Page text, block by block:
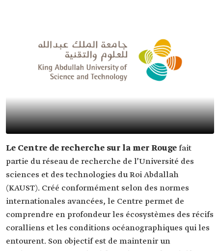
Le Centre de recherche sur la mer Rougefait
partie du réseau de recherche de l’Université des
sciences et des technologies du Roi Abdallah
(KAUST). Créé conformément selon des normes
internationales avancées, le Centre permet de
comprendre en profondeur les écosystèmes des récifs
coralliens et les conditions océanographiques qui les
entourent. Son objectif est de maintenir un